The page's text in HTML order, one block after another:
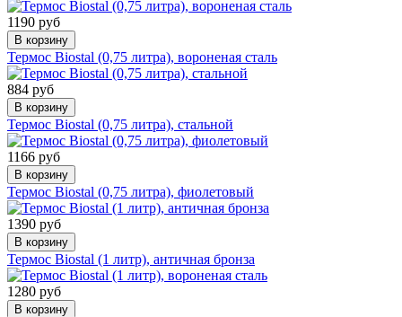
1190 руб
В корзину
Термос Biostal (0,75 литра), вороненая сталь
884 руб
В корзину
Термос Biostal (0,75 литра), стальной
1166 руб
В корзину
Термос Biostal (0,75 литра), фиолетовый
1390 руб
В корзину
Термос Biostal (1 литр), античная бронза
1280 руб
В корзину